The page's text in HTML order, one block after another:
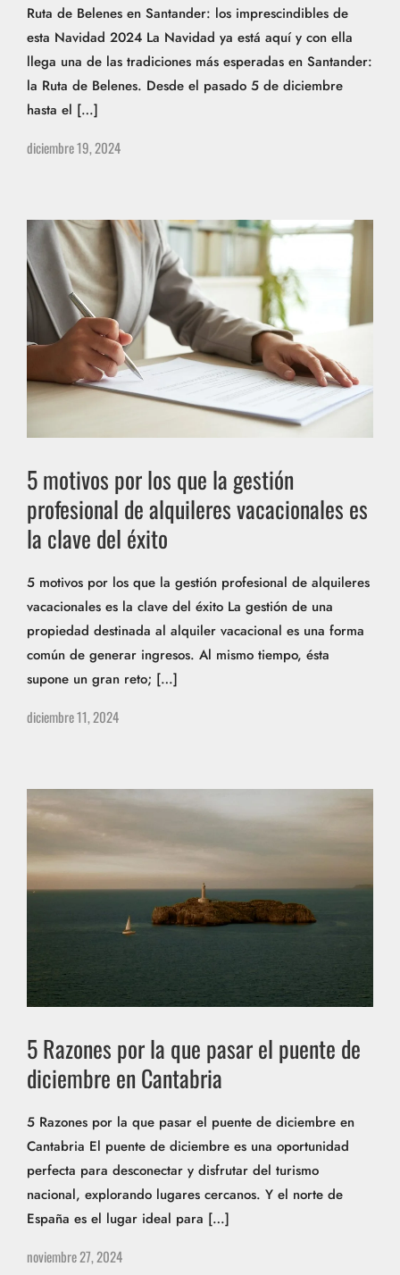
Ruta de Belenes en Santander: los imprescindibles de
esta Navidad 2024​ La Navidad ya está aquí y con ella
llega una de las tradiciones más esperadas en Santander:
la Ruta de Belenes. Desde el pasado 5 de diciembre
hasta el […]
diciembre 19, 2024
5 motivos por los que la gestión
profesional de alquileres vacacionales es
la clave del éxito
5 motivos por los que la gestión profesional de alquileres
vacacionales es la clave del éxito La gestión de una
propiedad destinada al alquiler vacacional es una forma
común de generar ingresos. Al mismo tiempo, ésta
supone un gran reto; […]
diciembre 11, 2024
5 Razones por la que pasar el puente de
diciembre en Cantabria
5 Razones por la que pasar el puente de diciembre en
Cantabria El puente de diciembre es una oportunidad
perfecta para desconectar y disfrutar del turismo
nacional, explorando lugares cercanos. Y el norte de
España es el lugar ideal para […]
noviembre 27, 2024